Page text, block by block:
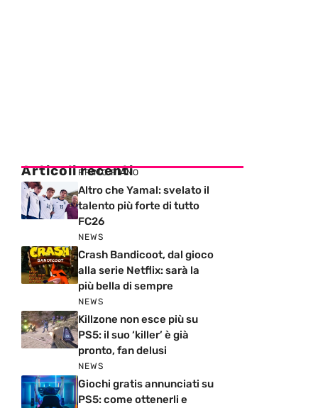
Articoli recenti
PRIMO PIANO
Altro che Yamal: svelato il
talento più forte di tutto
FC26
NEWS
Crash Bandicoot, dal gioco
alla serie Netflix: sarà la
più bella di sempre
NEWS
Killzone non esce più su
PS5: il suo ‘killer’ è già
pronto, fan delusi
NEWS
Giochi gratis annunciati su
PS5: come ottenerli e